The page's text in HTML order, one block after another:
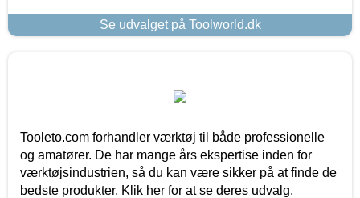
Se udvalget på Toolworld.dk
Tooleto.com forhandler værktøj til både professionelle
og amatører. De har mange års ekspertise inden for
værktøjsindustrien, så du kan være sikker på at finde de
bedste produkter. Klik her for at se deres udvalg.